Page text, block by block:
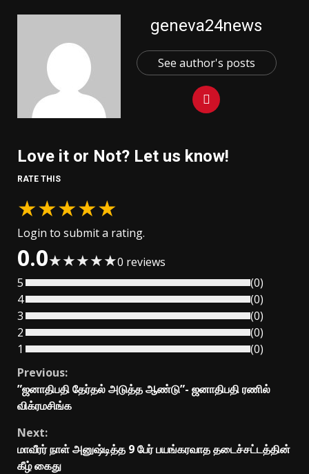
geneva24news
See author's posts
Love it or Not? Let us know!
RATE THIS
★★★★★
Login to submit a rating.
0.0★★★★★0 reviews
5
(0)
4
(0)
3
(0)
2
(0)
1
(0)
Continue
Reading
Previous:
”ஜனாதிபதி தேர்தல் அடுத்த ஆண்டு”- ஜனாதிபதி ரணில்
விக்ரமசிங்க
Next:
மாவீரர் நாள் அனுஷ்டித்த 9 பேர் பயங்கரவாத தடைச்சட்டத்தின்
கீழ் கைது